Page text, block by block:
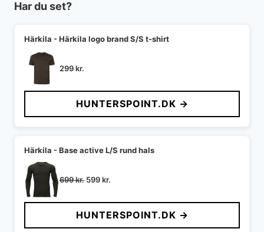
Har du set?
Härkila - Härkila logo brand S/S t-shirt
299kr.
HUNTERSPOINT.DK →
Härkila - Base active L/S rund hals
699kr. Den
pris
var:
699 kr..
599kr.
pris
er:
599 kr..
HUNTERSPOINT.DK →